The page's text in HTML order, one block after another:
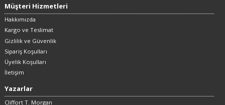
Müşteri Hizmetleri
Hakkımızda
Kargo ve Teslimat
Gizlilik ve Güvenlik
Sipariş Koşulları
Üyelik Koşulları
İletişim
Yazarlar
Cliffort T. Morgan